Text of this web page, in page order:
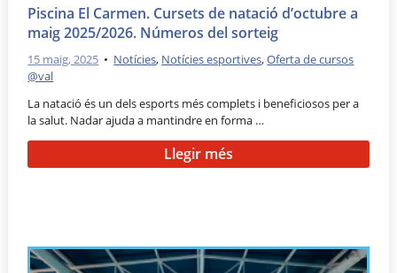
Piscina El Carmen. Cursets de natació d’octubre a
maig 2025/2026. Números del sorteig
15 maig, 2025 • Notícies, Notícies esportives,Oferta de cursos
@val
La natació és un dels esports més complets i beneficiosos per a
la salut. Nadar ajuda a mantindre en forma …
Llegir més